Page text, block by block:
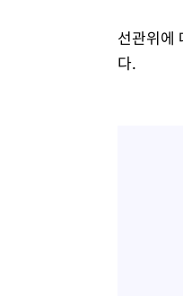
선관위에
다.